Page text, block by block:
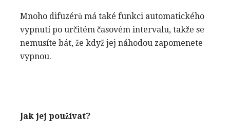
Mnoho difuzérů má také funkci automatického
vypnutí po určitém časovém intervalu, takže se
nemusíte bát, že když jej náhodou zapomenete
vypnou.
Jak jej používat?